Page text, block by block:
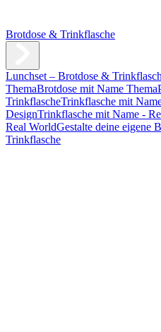
Brotdose & Trinkflasche
Lunchset – Brotdose &
ThemaBrotdose mit Name Thema
TrinkflascheTrinkflasche mit
DesignTrinkflasche mit Name -
Real WorldGestalte deine eigene
Trinkflasche